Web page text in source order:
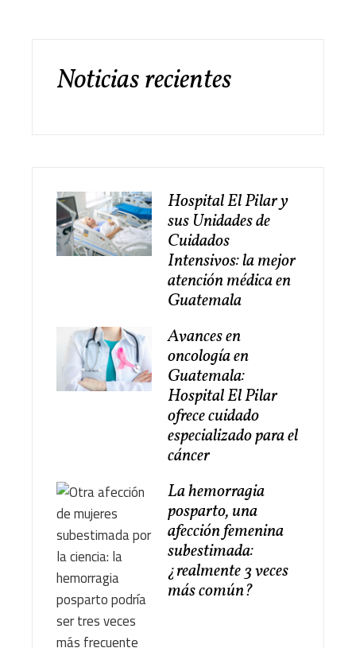
Noticias recientes
Hospital El Pilar y
sus Unidades de
Cuidados
Intensivos: la mejor
atención médica en
Guatemala
Avances en
oncología en
Guatemala:
Hospital El Pilar
ofrece cuidado
especializado para el
cáncer
La hemorragia
posparto, una
afección femenina
subestimada:
¿realmente 3 veces
más común?